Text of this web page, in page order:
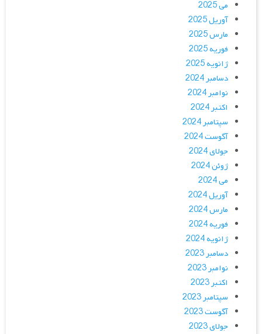
می 2025
آوریل 2025
مارس 2025
فوریه 2025
ژانویه 2025
دسامبر 2024
نوامبر 2024
اکتبر 2024
سپتامبر 2024
آگوست 2024
جولای 2024
ژوئن 2024
می 2024
آوریل 2024
مارس 2024
فوریه 2024
ژانویه 2024
دسامبر 2023
نوامبر 2023
اکتبر 2023
سپتامبر 2023
آگوست 2023
جولای 2023